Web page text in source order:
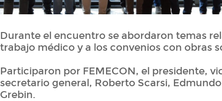
Durante el encuentro se abordaron temas
trabajo médico y a los convenios con obras
Participaron por FEMECON, el presidente,
secretario general, Roberto Scarsi,
Grebin.